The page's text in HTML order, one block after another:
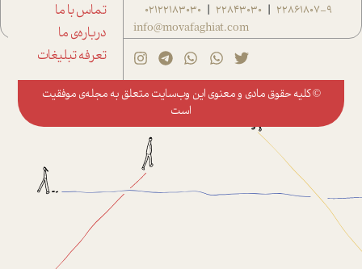
22861807-9
|
22843030
|
02122183030
info@movafaghiat.com
تماس با ما
درباره‌ی ما
تعرفه تبلیغات
© کلیه حقوق مادی و معنوی این وب‌سایت متعلق به مجله‌ی موفقیت
است